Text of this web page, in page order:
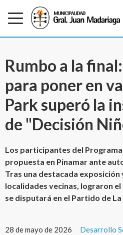
Rumbo a la
para poner en
Park superó la
de "Decisión
Los participantes del
propuesta en Pinamar ante
Tras una destacada
localidades vecinas, lograron
se disputará en el Partido de
28 de mayo de 2026 Desarrollo